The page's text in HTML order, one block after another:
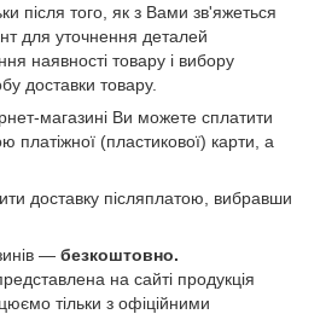
після того, як з Вами зв'яжеться
для уточнення деталей
наявності товару і вибору
доставки товару.
магазині Ви можете сплатити
платіжної (пластикової) карти, а
доставку післяплатою, вибравши
— безкоштовно.
на сайті продукція
тільки з офіційними